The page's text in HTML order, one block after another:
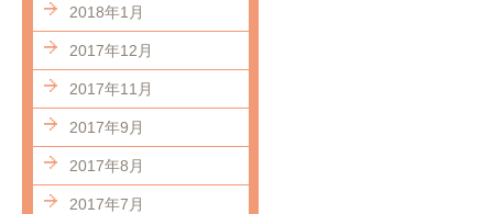
2018年1月
2017年12月
2017年11月
2017年9月
2017年8月
2017年7月